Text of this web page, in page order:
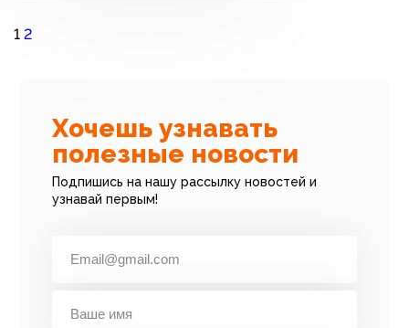
1 2
Хочешь узнавать
полезные новости
Подпишись на нашу рассылку новостей и
узнавай первым!